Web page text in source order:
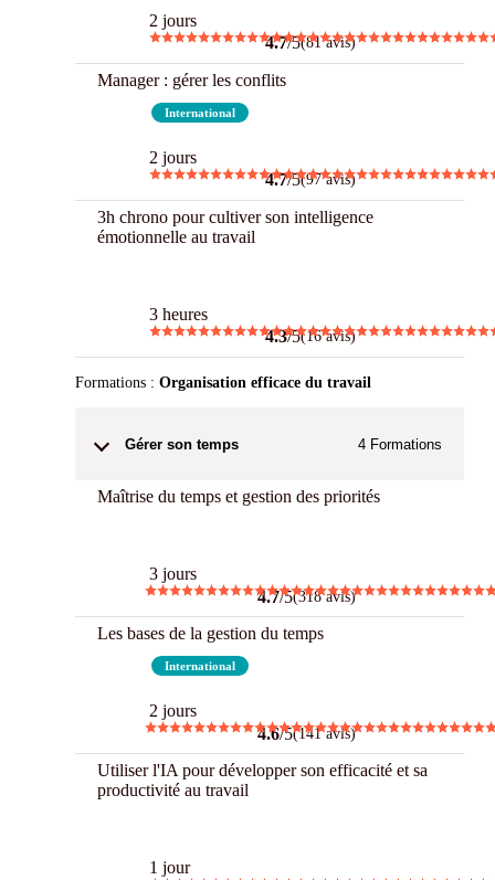
2 jours
4.7/5(81 avis)
Manager : gérer les conflits
International
2 jours
4.7/5(97 avis)
3h chrono pour cultiver son intelligence
émotionnelle au travail
3 heures
4.3/5(16 avis)
Formations : Organisation efficace du travail
Gérer son temps 4 Formations
Maîtrise du temps et gestion des priorités
3 jours
4.7/5(318 avis)
Les bases de la gestion du temps
International
2 jours
4.6/5(141 avis)
Utiliser l'IA pour développer son efficacité et sa
productivité au travail
1 jour